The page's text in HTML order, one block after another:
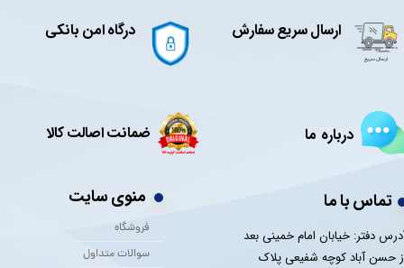
ارسال سریع سفارش
منوی سایت
فروشگاه
سوالات متداول
تماس با ما
دفتر: خیابان امام خمینی بعد
حسن آباد کوچه شفیعی پلاک
درگاه امن بانکی
درباره ما ضمانت اصالت کالا